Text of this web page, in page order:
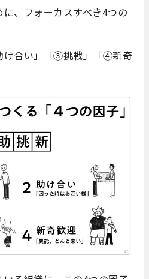
、フォーカスすべき4つの
け合い」「③挑戦」「④新奇